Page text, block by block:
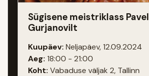
Sügisene meistriklass Pavel
Gurjanovilt
Kuupäev: Neljapäev, 12.09.2024
Aeg: 18:00 - 21:00
Koht: Vabaduse väljak 2, Tallinn